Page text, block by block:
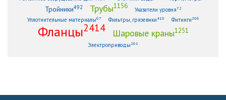
Тройники492 Трубы1156 Указатели уровня72
Уплотнительные материалы67 Фильтры, грязевики410 Фитинги 206
Фланцы2414 Шаровые краны1251
Электроприводы 261